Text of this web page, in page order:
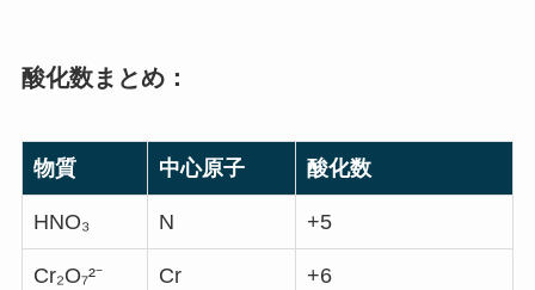
酸化数まとめ：
物質 中心原子 酸化数
HNO₃ N +5
Cr₂O₇²⁻ Cr +6